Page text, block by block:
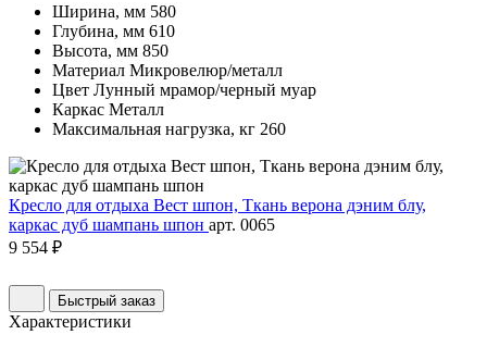
Ширина, мм 580
Глубина, мм 610
Высота, мм 850
Материал Микровелюр/металл
Цвет Лунный мрамор/черный муар
Каркас Металл
Максимальная нагрузка, кг 260
Кресло для отдыха Вест шпон, Ткань верона дэним блу,
каркас дуб шампань шпон арт. 0065
9 554 ₽
Быстрый заказ
Характеристики